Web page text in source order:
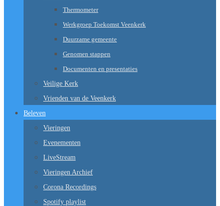
Thermometer
Werkgroep Toekomst Veenkerk
Duurzame gemeente
Genomen stappen
Documenten en presentaties
Veilige Kerk
Vrienden van de Veenkerk
Beleven
Vieringen
Evenementen
LiveStream
Vieringen Archief
Corona Recordings
Spotify playlist